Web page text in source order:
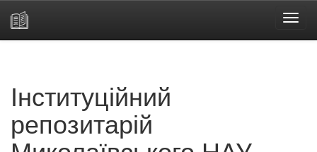
Інституційний
репозитарій